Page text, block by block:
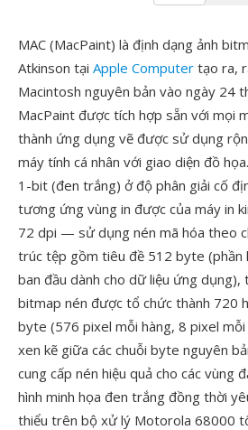
MAC (MacPaint) là định dạng ảnh
Atkinson tại Apple Computer tạo ra,
Macintosh nguyên bản vào ngày 24
MacPaint được tích hợp sẵn với mọi
thành ứng dụng vẽ được sử dụng
máy tính cá nhân với giao diện đồ
1-bit (đen trắng) ở độ phân giải cố
tương ứng vùng in được của máy in
72 dpi — sử dụng nén mã hóa theo
trúc tệp gồm tiêu đề 512 byte (phần
ban đầu dành cho dữ liệu ứng dụng),
bitmap nén được tổ chức thành 720
byte (576 pixel mỗi hàng, 8 pixel
xen kẽ giữa các chuỗi byte nguyên
cung cấp nén hiệu quả cho các vùng
hình minh họa đen trắng đồng thời
thiểu trên bộ xử lý Motorola 68000